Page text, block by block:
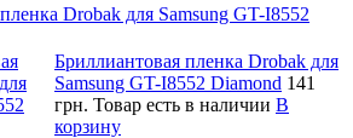
Drobak для Samsung GT-I8552
Бриллиантовая пленка Drobak для
Samsung GT-I8552 Diamond 141
грн. Товар есть в наличии В
корзину